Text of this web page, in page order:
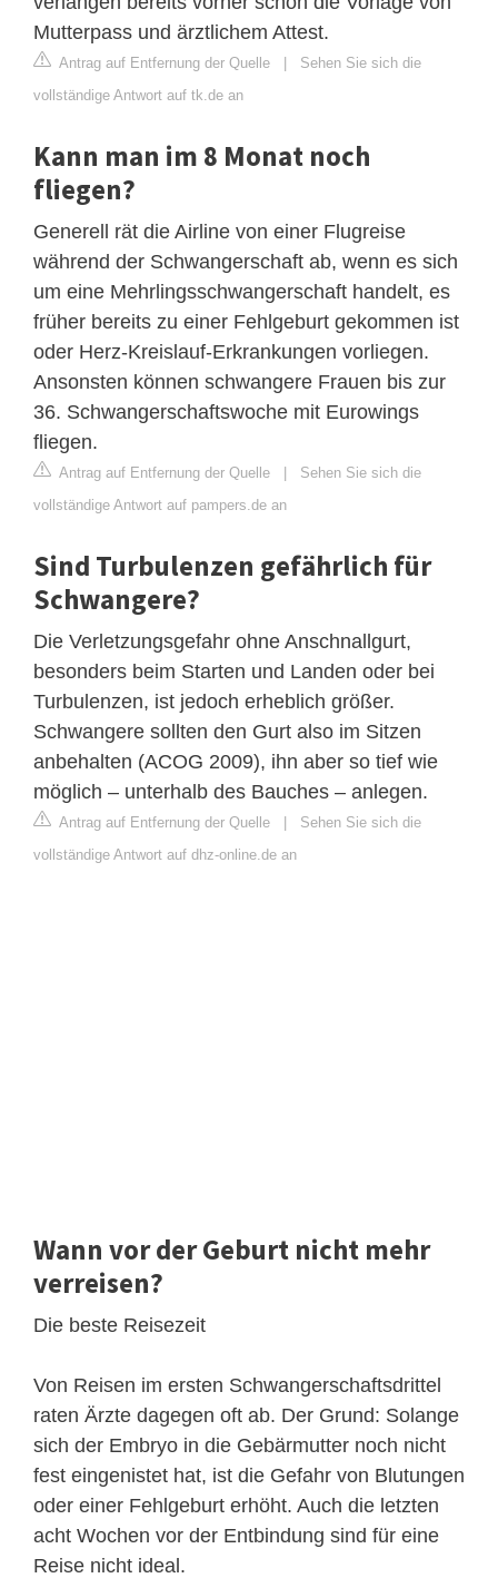
Mutterpass und ärztlichem Attest.
Antrag auf Entfernung der Quelle | Sehen Sie sich die
vollständige Antwort auf tk.de an
Kann man im 8 Monat noch
fliegen?
Generell rät die Airline von einer Flugreise
während der Schwangerschaft ab, wenn es sich
um eine Mehrlingsschwangerschaft handelt, es
früher bereits zu einer Fehlgeburt gekommen ist
oder Herz-Kreislauf-Erkrankungen vorliegen.
Ansonsten können schwangere Frauen bis zur
36. Schwangerschaftswoche mit Eurowings
fliegen.
Antrag auf Entfernung der Quelle | Sehen Sie sich die
vollständige Antwort auf pampers.de an
Sind Turbulenzen gefährlich für
Schwangere?
Die Verletzungsgefahr ohne Anschnallgurt,
besonders beim Starten und Landen oder bei
Turbulenzen, ist jedoch erheblich größer.
Schwangere sollten den Gurt also im Sitzen
anbehalten (ACOG 2009), ihn aber so tief wie
möglich – unterhalb des Bauches – anlegen.
Antrag auf Entfernung der Quelle | Sehen Sie sich die
vollständige Antwort auf dhz-online.de an
Wann vor der Geburt nicht mehr
verreisen?
Die beste Reisezeit
Von Reisen im ersten Schwangerschaftsdrittel
raten Ärzte dagegen oft ab. Der Grund: Solange
sich der Embryo in die Gebärmutter noch nicht
fest eingenistet hat, ist die Gefahr von Blutungen
oder einer Fehlgeburt erhöht. Auch die letzten
acht Wochen vor der Entbindung sind für eine
Reise nicht ideal.